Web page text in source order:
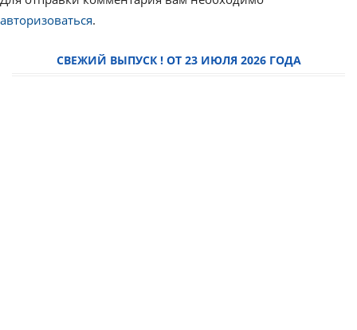
авторизоваться.
СВЕЖИЙ ВЫПУСК ! ОТ 23 ИЮЛЯ 2026 ГОДА